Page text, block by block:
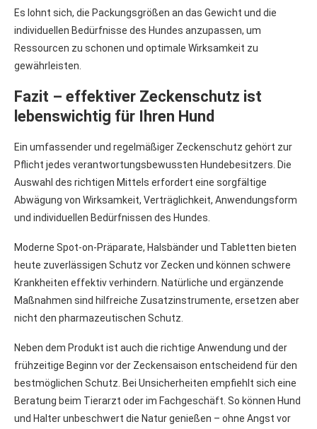
Es lohnt sich, die Packungsgrößen an das Gewicht und die
individuellen Bedürfnisse des Hundes anzupassen, um
Ressourcen zu schonen und optimale Wirksamkeit zu
gewährleisten.
Fazit – effektiver Zeckenschutz ist
lebenswichtig für Ihren Hund
Ein umfassender und regelmäßiger Zeckenschutz gehört zur
Pflicht jedes verantwortungsbewussten Hundebesitzers. Die
Auswahl des richtigen Mittels erfordert eine sorgfältige
Abwägung von Wirksamkeit, Verträglichkeit, Anwendungsform
und individuellen Bedürfnissen des Hundes.
Moderne Spot-on-Präparate, Halsbänder und Tabletten bieten
heute zuverlässigen Schutz vor Zecken und können schwere
Krankheiten effektiv verhindern. Natürliche und ergänzende
Maßnahmen sind hilfreiche Zusatzinstrumente, ersetzen aber
nicht den pharmazeutischen Schutz.
Neben dem Produkt ist auch die richtige Anwendung und der
frühzeitige Beginn vor der Zeckensaison entscheidend für den
bestmöglichen Schutz. Bei Unsicherheiten empfiehlt sich eine
Beratung beim Tierarzt oder im Fachgeschäft. So können Hund
und Halter unbeschwert die Natur genießen – ohne Angst vor